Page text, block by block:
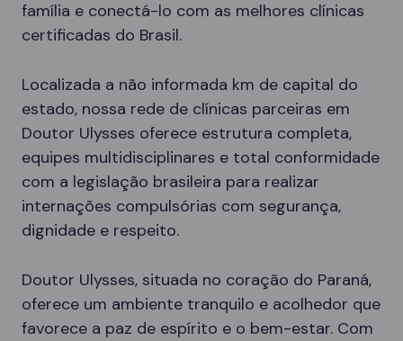
família e conectá-lo com as melhores clínicas
certificadas do Brasil.
Localizada a não informada km de capital do
estado, nossa rede de clínicas parceiras em
Doutor Ulysses oferece estrutura completa,
equipes multidisciplinares e total conformidade
com a legislação brasileira para realizar
internações compulsórias com segurança,
dignidade e respeito.
Doutor Ulysses, situada no coração do Paraná,
oferece um ambiente tranquilo e acolhedor que
favorece a paz de espírito e o bem-estar. Com